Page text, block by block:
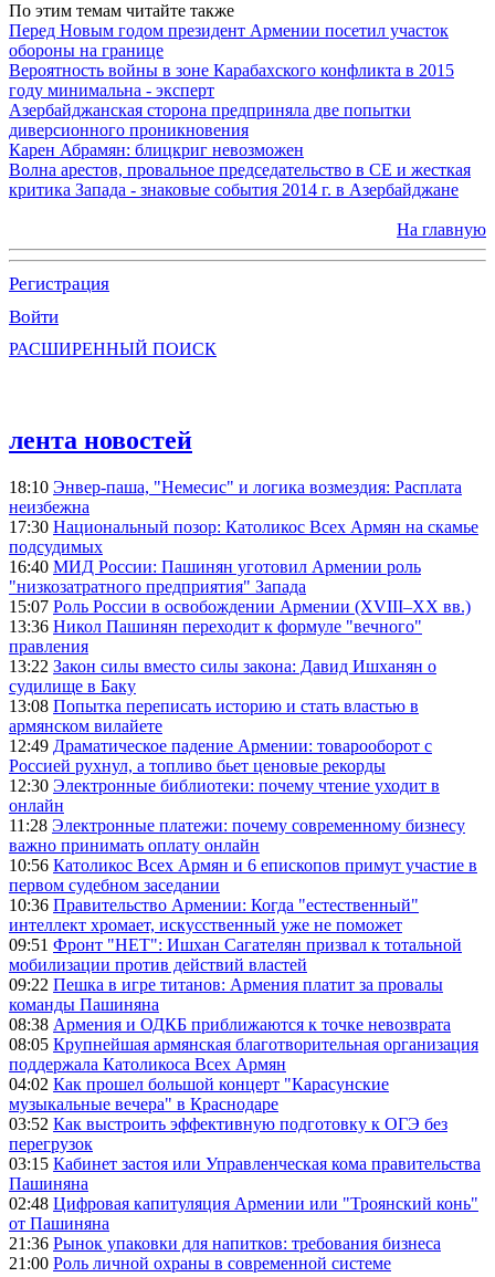
По этим темам читайте также
Перед Новым годом президент Армении посетил участок
обороны на границе
Вероятность войны в зоне Карабахского конфликта в 2015
году минимальна - эксперт
Азербайджанская сторона предприняла две попытки
диверсионного проникновения
Карен Абрамян: блицкриг невозможен
Волна арестов, провальное председательство в СЕ и жесткая
критика Запада - знаковые события 2014 г. в Азербайджане
На главную
Регистрация
Войти
РАСШИРЕННЫЙ ПОИСК
лента новостей
18:10 Энвер-паша, "Немесис" и логика возмездия: Расплата
неизбежна
17:30 Национальный позор: Католикос Всех Армян на скамье
подсудимых
16:40 МИД России: Пашинян уготовил Армении роль
"низкозатратного предприятия" Запада
15:07 Роль России в освобождении Армении (XVIII–XX вв.)
13:36 Никол Пашинян переходит к формуле "вечного"
правления
13:22 Закон силы вместо силы закона: Давид Ишханян о
судилище в Баку
13:08 Попытка переписать историю и стать властью в
армянском вилайете
12:49 Драматическое падение Армении: товарооборот с
Россией рухнул, а топливо бьет ценовые рекорды
12:30 Электронные библиотеки: почему чтение уходит в
онлайн
11:28 Электронные платежи: почему современному бизнесу
важно принимать оплату онлайн
10:56 Католикос Всех Армян и 6 епископов примут участие в
первом судебном заседании
10:36 Правительство Армении: Когда "естественный"
интеллект хромает, искусственный уже не поможет
09:51 Фронт "НЕТ": Ишхан Сагателян призвал к тотальной
мобилизации против действий властей
09:22 Пешка в игре титанов: Армения платит за провалы
команды Пашиняна
08:38 Армения и ОДКБ приближаются к точке невозврата
08:05 Крупнейшая армянская благотворительная организация
поддержала Католикоса Всех Армян
04:02 Как прошел большой концерт "Карасунские
музыкальные вечера" в Краснодаре
03:52 Как выстроить эффективную подготовку к ОГЭ без
перегрузок
03:15 Кабинет застоя или Управленческая кома правительства
Пашиняна
02:48 Цифровая капитуляция Армении или "Троянский конь"
от Пашиняна
21:36 Рынок упаковки для напитков: требования бизнеса
21:00 Роль личной охраны в современной системе